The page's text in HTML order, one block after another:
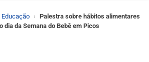
Educação
Palestra sobre hábitos alimentares
dia da Semana do Bebê em Picos